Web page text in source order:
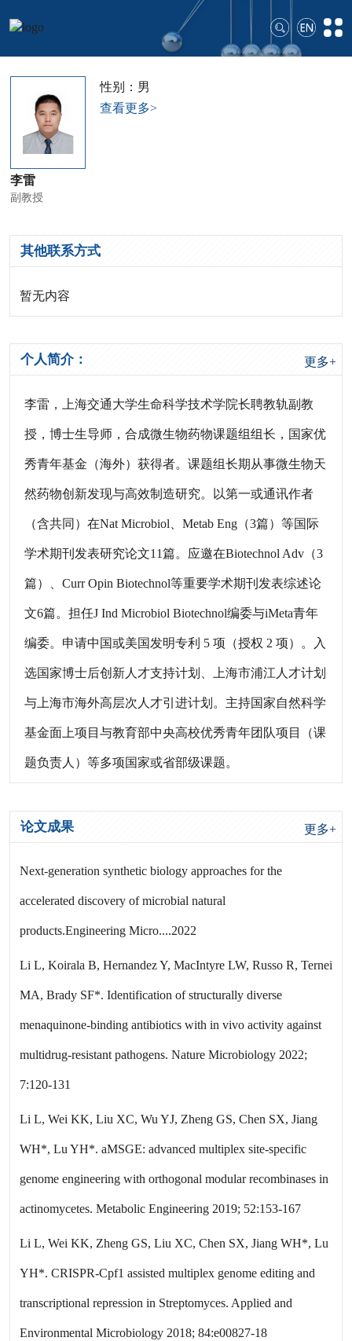
李雷
副教授
性别：男
查看更多>
其他联系方式
暂无内容
个人简介：
李雷，上海交通大学生命科学技术学院长聘教轨副教
授，博士生导师，合成微生物药物课题组组长，国家优
秀青年基金（海外）获得者。课题组长期从事微生物天
然药物创新发现与高效制造研究。以第一或通讯作者
（含共同）在Nat Microbiol、Metab Eng（3篇）等国际
学术期刊发表研究论文11篇。应邀在Biotechnol Adv（3
篇）、Curr Opin Biotechnol等重要学术期刊发表综述论
文6篇。担任J Ind Microbiol Biotechnol编委与iMeta青年
编委。申请中国或美国发明专利 5 项（授权 2 项）。入
选国家博士后创新人才支持计划、上海市浦江人才计划
与上海市海外高层次人才引进计划。主持国家自然科学
基金面上项目与教育部中央高校优秀青年团队项目（课
题负责人）等多项国家或省部级课题。
更多+
论文成果
Next-generation synthetic biology approaches for the
accelerated discovery of microbial natural
products.Engineering Micro....2022
Li L, Koirala B, Hernandez Y, MacIntyre LW, Russo R, Ternei
MA, Brady SF*. Identification of structurally diverse
menaquinone-binding antibiotics with in vivo activity against
multidrug-resistant pathogens. Nature Microbiology 2022;
7:120-131
Li L, Wei KK, Liu XC, Wu YJ, Zheng GS, Chen SX, Jiang
WH*, Lu YH*. aMSGE: advanced multiplex site-specific
genome engineering with orthogonal modular recombinases in
actinomycetes. Metabolic Engineering 2019; 52:153-167
Li L, Wei KK, Zheng GS, Liu XC, Chen SX, Jiang WH*, Lu
YH*. CRISPR-Cpf1 assisted multiplex genome editing and
transcriptional repression in Streptomyces. Applied and
Environmental Microbiology 2018; 84:e00827-18
更多+